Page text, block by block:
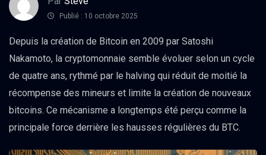
Publié : 10 octobre 2025
Depuis la création de Bitcoin en 2009 par Satoshi
Nakamoto, la cryptomonnaie semble évoluer selon un cycle
de quatre ans, rythmé par le halving qui réduit de moitié la
récompense des mineurs et limite la création de nouveaux
bitcoins. Ce mécanisme a longtemps été perçu comme la
principale force derrière les hausses régulières du BTC.